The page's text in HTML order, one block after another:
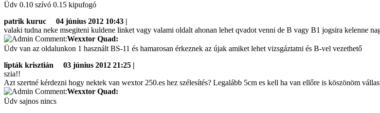
Üdv 0.10 szívó 0.15 kipufogó
patrik kuruc
04 június 2012 10:43 |
valaki tudna neke msegiteni kuldene linket vagy valami oldalt ahonan lehet qvadot venni de B vagy B1 jogsira kelenne
Wexxtor Quad:
Üdv van az oldalunkon 1 használt BS-11 és hamarosan érkeznek az újak amiket lehet vizsgáztatni és B-vel vezethető
lipták krisztián
03 június 2012 21:25 |
szia!!
Azt szertné kérdezni hogy nektek van wextor 250.es hez szélesítés? Legalább 5cm es kell ha van ellőre is köszönöm
Wexxtor Quad:
Üdv sajnos nincs